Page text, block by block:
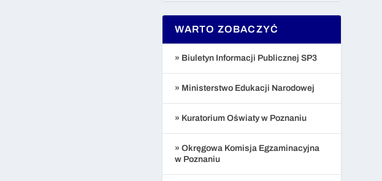
WARTO ZOBACZYĆ
» Biuletyn Informacji Publicznej SP3
» Ministerstwo Edukacji Narodowej
» Kuratorium Oświaty w Poznaniu
» Okręgowa Komisja Egzaminacyjna
w Poznaniu